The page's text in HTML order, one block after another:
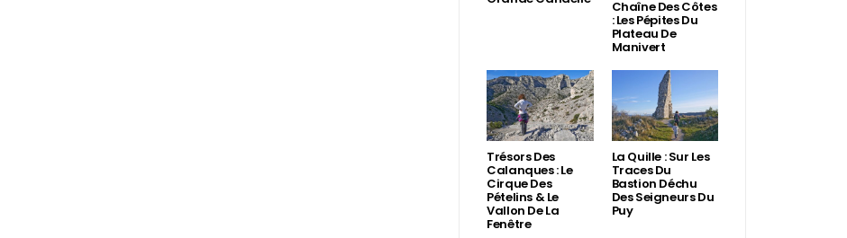
Chaîne Des Côtes
: Les Pépites Du
Plateau De
Manivert
Trésors Des
Calanques : Le
Cirque Des
Pételins & Le
Vallon De La
Fenêtre
La Quille : Sur Les
Traces Du
Bastion Déchu
Des Seigneurs Du
Puy